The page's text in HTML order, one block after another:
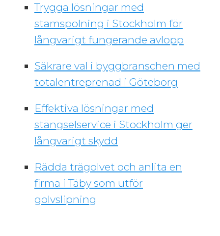
Trygga lösningar med
stamspolning i Stockholm för
långvarigt fungerande avlopp
Säkrare val i byggbranschen med
totalentreprenad i Göteborg
Effektiva lösningar med
stängselservice i Stockholm ger
långvarigt skydd
Rädda trägolvet och anlita en
firma i Täby som utför
golvslipning